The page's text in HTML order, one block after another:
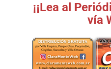
¡¡Lea al
vía